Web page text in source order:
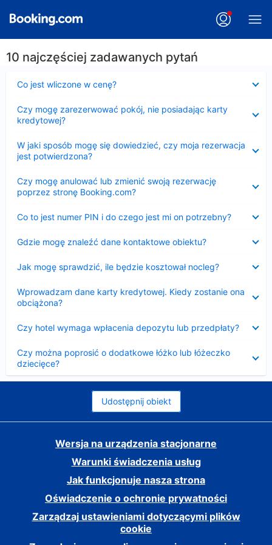
10 najczęściej zadawanych pytań
Co jest wliczone w cenę?
Czy mogę zarezerwować pokój, nie posiadając karty
kredytowej?
W jaki sposób mogę się dowiedzieć, czy moja rezerwacja
jest potwierdzona?
Czy mogę anulować lub zmienić swoją rezerwację
poprzez stronę Booking.com?
Co to jest numer PIN i do czego jest mi on potrzebny?
Gdzie mogę znaleźć dane kontaktowe obiektu?
Jak mogę sprawdzić, ile będzie kosztował nocleg?
Wprowadzam dane karty kredytowej. Kiedy zostanie ona
obciążona?
Czy hotel wymaga wpłacenia depozytu lub przedpłaty?
Czy można poprosić o dodatkowe łóżko lub łóżeczko
dziecięce?
Udostępnij obiekt
Wersja na urządzenia stacjonarne
Warunki świadczenia usług
Jak funkcjonuje nasza strona
Oświadczenie o ochronie prywatności
Zarządzaj ustawieniami dotyczącymi plików
cookie